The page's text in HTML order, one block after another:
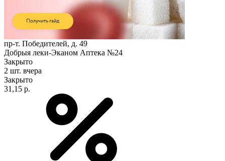
пр-т. Победителей, д. 49
Добрыя леки-Эканом Аптека №24
Закрыто
2 шт. вчера
Закрыто
31,15 р.